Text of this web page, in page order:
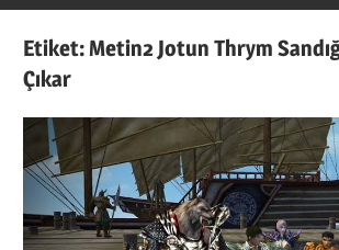
2025
Blogların
Amcası
Etiket:Metin2 Jotun Thrym
Çıkar